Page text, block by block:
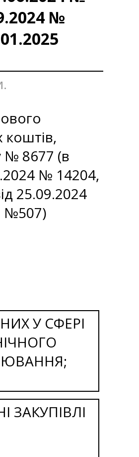
№
коштів,
№ 8677 (в
№ 14204,
25.09.2024
№507)
У СФЕРІ
ЗАКУПІВЛІ